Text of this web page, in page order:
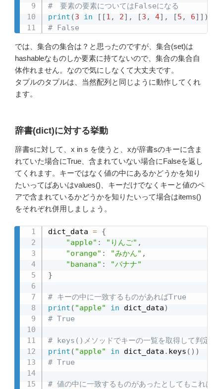
#　要素の要素についてはFalseになる
print (3 in [ [1 , 2] , [3 , 4] , [5 , 6] ] )
# False
では、集合の集合は？と思ったのですが、集合(set)は
hashableなものしか要素に持てないので、集合の集合自
体作れません。なので気にしなくて大丈夫です。
タプルのタプルは、当然配列と同じように動作してくれ
ます。
辞書(dict)に対する挙動
辞書sに対して、x in s を使うと、xが辞書sのキーに含ま
れていた場合にTrue、含まれていない場合にFalseを返し
てくれます。キーではなく値の中にあるかどうかを知り
たいってばあいはvalues()、キーだけでなくキーと値のペ
アで含まれているかどうかを知りたいって場合はitems()
をそれぞれ併用しましょう。
dict_data = {
"apple" : "りんご" ,
"orange" : "みかん" ,
"banana" :
"バナナ"
}
# キーの中に一致するものがあればTrue
print ( "apple" in dict_data)
# True
# keys()メソッドでキーの一覧を取得して判定し
print ( "apple" in dict_data . keys ( ) )
# True
# 値の中に一致するものがあったとしてもこれは